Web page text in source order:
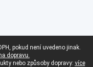
pokud není uvedeno jinak.
dopravu.
nebo způsoby dopravy: více